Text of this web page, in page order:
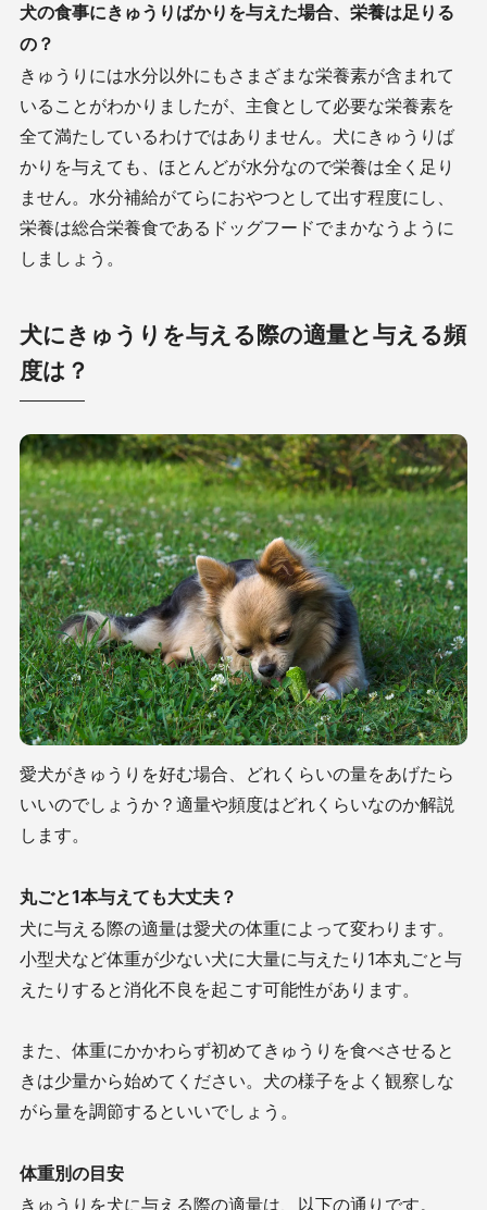
犬の食事にきゅうりばかりを与えた場合、栄養は足りる
の？
きゅうりには水分以外にもさまざまな栄養素が含まれて
いることがわかりましたが、主食として必要な栄養素を
全て満たしているわけではありません。犬にきゅうりば
かりを与えても、ほとんどが水分なので栄養は全く足り
ません。水分補給がてらにおやつとして出す程度にし、
栄養は総合栄養食であるドッグフードでまかなうように
しましょう。
犬にきゅうりを与える際の適量と与える頻
度は？
愛犬がきゅうりを好む場合、どれくらいの量をあげたら
いいのでしょうか？適量や頻度はどれくらいなのか解説
します。
丸ごと1本与えても大丈夫？
犬に与える際の適量は愛犬の体重によって変わります。
小型犬など体重が少ない犬に大量に与えたり1本丸ごと与
えたりすると消化不良を起こす可能性があります。
また、体重にかかわらず初めてきゅうりを食べさせると
きは少量から始めてください。犬の様子をよく観察しな
がら量を調節するといいでしょう。
体重別の目安
きゅうりを犬に与える際の適量は、以下の通りです。